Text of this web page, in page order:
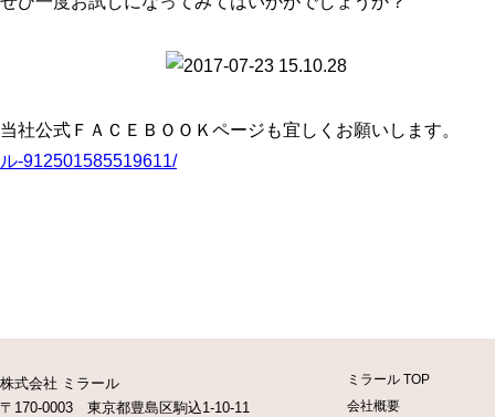
当社公式ＦＡＣＥＢＯＯＫページも宜しくお願いします。
ル-912501585519611/
株式会社 ミラール
〒170-0003 東京都豊島区駒込1-10-11
ミラール TOP
会社概要